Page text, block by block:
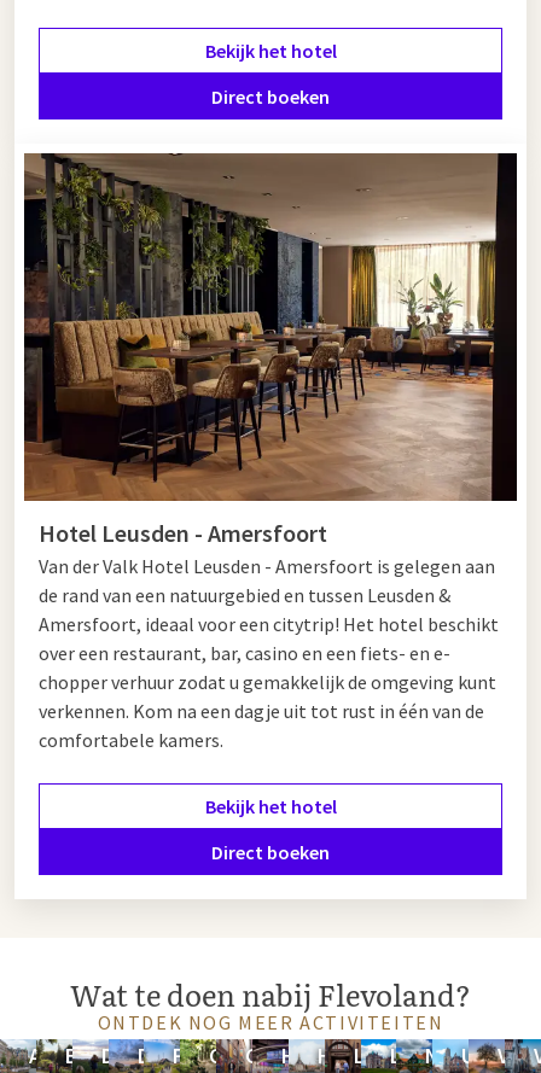
Bekijk het hotel
Direct boeken
Hotel Leusden - Amersfoort
Van der Valk Hotel Leusden - Amersfoort is gelegen aan
de rand van een natuurgebied en tussen Leusden &
Amersfoort, ideaal voor een citytrip! Het hotel beschikt
over een restaurant, bar, casino en een fiets- en e-
chopper verhuur zodat u gemakkelijk de omgeving kunt
verkennen. Kom na een dagje uit tot rust in één van de
comfortabele kamers.
Bekijk het hotel
Direct boeken
Wat te doen nabij Flevoland?
ONTDEK NOG MEER ACTIVITEITEN
Amsterdam
Breukelen
Drachten
Drenthe
Friesland
Gelderland
Groningen
Hilversum
HoornLeeuwarden
Lelystad
Noord-Utrecht